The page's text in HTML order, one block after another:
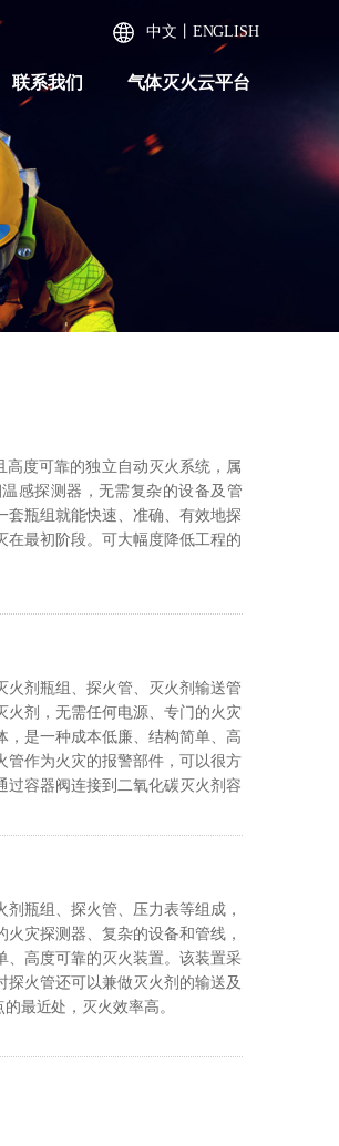
中文 ENGLISH
联系我们 气体灭火云平台
度可靠的独立自动灭火系统，属
感探测器，无需复杂的设备及管
瓶组就能快速、准确、有效地探
最初阶段。可大幅度降低工程的
剂瓶组、探火管、灭火剂输送管
火剂，无需任何电源、专门的火灾
是一种成本低廉、结构简单、高
管作为火灾的报警部件，可以很方
容器阀连接到二氧化碳灭火剂容
。
瓶组、探火管、压力表等组成，
灾探测器、复杂的设备和管线，
、高度可靠的灭火装置。该装置采
火管还可以兼做灭火剂的输送及
最近处，灭火效率高。